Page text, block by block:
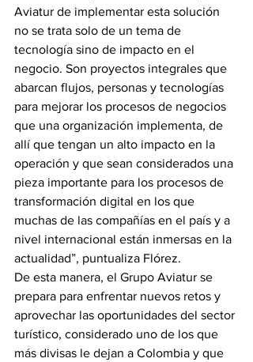
Aviatur de implementar esta solución
no se trata solo de un tema de
tecnología sino de impacto en el
negocio. Son proyectos integrales que
abarcan flujos, personas y tecnologías
para mejorar los procesos de negocios
que una organización implementa, de
allí que tengan un alto impacto en la
operación y que sean considerados una
pieza importante para los procesos de
transformación digital en los que
muchas de las compañías en el país y a
nivel internacional están inmersas en la
actualidad”, puntualiza Flórez.
De esta manera, el Grupo Aviatur se
prepara para enfrentar nuevos retos y
aprovechar las oportunidades del sector
turístico, considerado uno de los que
más divisas le dejan a Colombia y que